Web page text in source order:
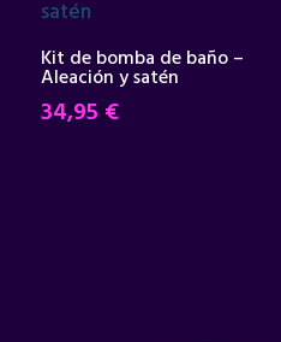
Kit de bomba de baño –
Aleación y satén
34,95 €